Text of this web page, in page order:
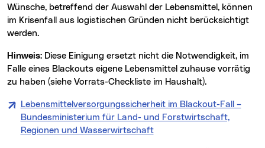
Wünsche, betreffend der Auswahl der Lebensmittel, können
im Krisenfall aus logistischen Gründen nicht berücksichtigt
werden.
Hinweis: Diese Einigung ersetzt nicht die Notwendigkeit, im
Falle eines Blackouts eigene Lebensmittel zuhause vorrätig
zu haben (siehe Vorrats-Checkliste im Haushalt).
Lebensmittelversorgungssicherheit im Blackout-Fall –
Bundesministerium für Land- und Forstwirtschaft,
Regionen und Wasserwirtschaft